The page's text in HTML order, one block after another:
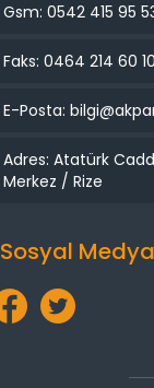
Gsm: 0542 415 95
Faks: 0464 214 60 10
E-Posta:
Adres: Atatürk
Merkez / Rize
Sosyal